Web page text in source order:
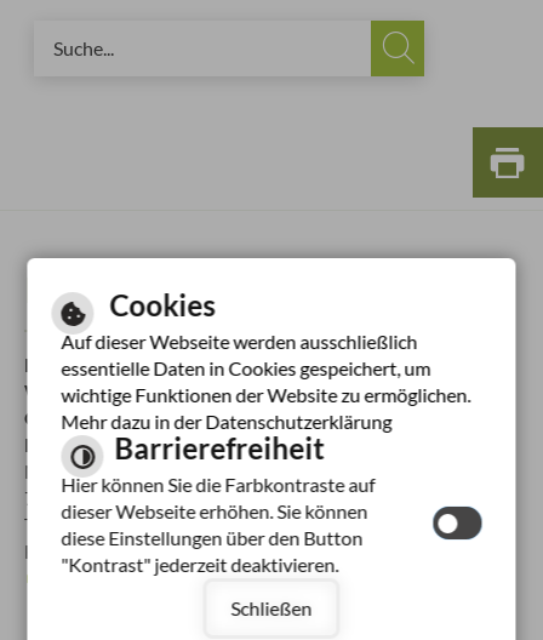
KONTAKT
Ludwig-Uhland-Schule
Wendlingen am Neckar
Gemeinschaftsschule mit
Primarstufe im Verbund
Neuffenstraße 35
73240 Wendlingen am Neckar
Tel.: 07024 - 40952 - 0
Fax:07024 - 40952 - 21
E-Mail schreiben
Cookies
Auf dieser Webseite werden ausschließlich
essentielle Daten in Cookies gespeichert, um
wichtige Funktionen der Website zu ermöglichen.
Mehr dazu in der Datenschutzerklärung
Barrierefreiheit
Hier können Sie die Farbkontraste auf
dieser Webseite erhöhen. Sie können
diese Einstellungen über den Button
"Kontrast" jederzeit deaktivieren.
Schließen